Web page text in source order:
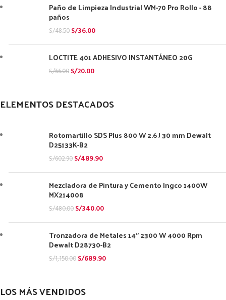
Paño de Limpieza Industrial WM-70 Pro Rollo - 88
paños
S/48.50 S/36.00
LOCTITE 401 ADHESIVO INSTANTÁNEO 20G
S/66.00 S/20.00
ELEMENTOS DESTACADOS
Rotomartillo SDS Plus 800 W 2.6 J 30 mm Dewalt
D25133K-B2
S/602.90 S/489.90
Mezcladora de Pintura y Cemento Ingco 1400W
MX214008
S/480.00 S/340.00
Tronzadora de Metales 14" 2300 W 4000 Rpm
Dewalt D28730-B2
S/1,150.00 S/689.90
LOS MÁS VENDIDOS